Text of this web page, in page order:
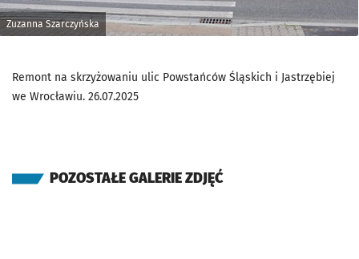
Zuzanna Szarczyńska
Remont na skrzyżowaniu ulic Powstańców Śląskich i Jastrzębiej
we Wrocławiu. 26.07.2025
POZOSTAŁE GALERIE ZDJĘĆ